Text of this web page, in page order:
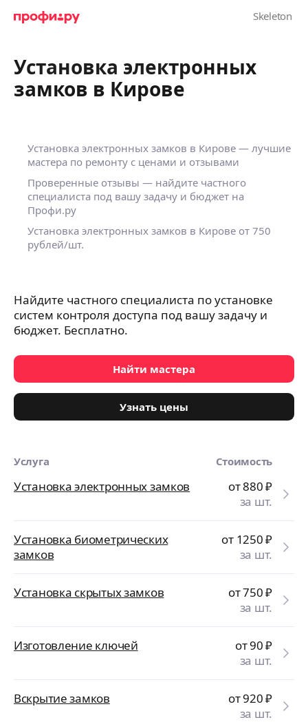
Установка электронных
замков в Кирове
Установка электронных замков в Кирове — лучшие
мастера по ремонту с ценами и отзывами
Проверенные отзывы — найдите частного
специалиста под вашу задачу и бюджет на
Профи.ру
Установка электронных замков в Кирове от 750
рублей/шт.
Найдите частного специалиста по установке
систем контроля доступа под вашу задачу и
бюджет. Бесплатно.
Найти мастера
Узнать цены
Услуга Стоимость
Установка электронных замков от 880₽
за шт.
Установка биометрических
замков
от 1250₽
за шт.
Установка скрытых замков от 750₽
за шт.
Изготовление ключей от 90₽
за шт.
Вскрытие замков от 920₽
за шт.